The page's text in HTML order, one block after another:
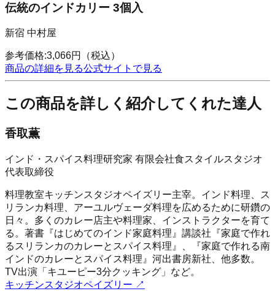
伝統のインドカリー 3個入
新宿 中村屋
参考価格:3,066円
（税込）
商品の詳細を見る公式サイトで見る
この商品を詳しく紹介してくれた達人
香取薫
インド・スパイス料理研究家 有限会社食スタイルスタジオ
代表取締役
料理教室キッチンスタジオペイズリー主宰。インド料理、ス
リランカ料理、アーユルヴェーダ料理を広めるために研鑽の
日々。多くのカレー店主や料理家、インストラクターを育て
る。著書『はじめてのインド家庭料理』講談社『家庭で作れ
るスリランカのカレーとスパイス料理』、『家庭で作れる南
インドのカレーとスパイス料理』河出書房新社、他多数。
TV出演「キユーピー3分クッキング」など。
キッチンスタジオペイズリー ↗